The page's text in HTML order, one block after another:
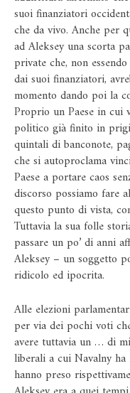
suoi finanziatori
che da vivo. Anche per
ad Aleksey una scorta
private che, non
dai suoi finanziatori,
momento dando poi la
Proprio un Paese in cui
politico già finito in
quintali di banconote,
che si autoproclama
Paese a portare caos
discorso possiamo fare
questo punto di vista,
Tuttavia la sua folle
passare un po’ di anni
Aleksey – un soggetto
ridicolo ed ipocrita.
Alle elezioni
per via dei pochi voti
avere tuttavia un … di
liberali a cui Navalny ha
hanno preso